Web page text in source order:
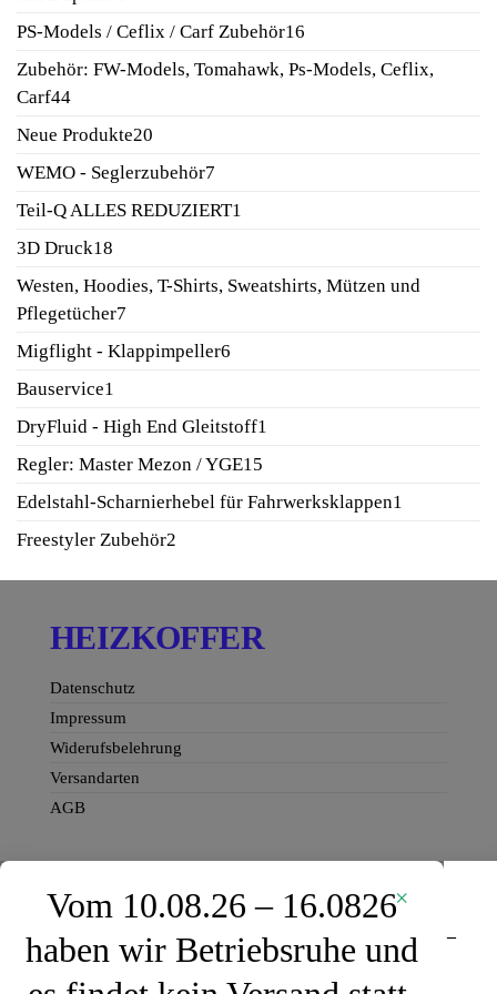
Produkte
PS-Models / Ceflix / Carf Zubehör16
Produkte
Zubehör: FW-Models, Tomahawk, Ps-Models, Ceflix,
Carf4444
Produkte
Neue Produkte20
Produkte
WEMO - Seglerzubehör7
Produkte
Teil-Q ALLES REDUZIERT1
3D Druck18
Produkte
Westen, Hoodies, T-Shirts, Sweatshirts, Mützen und
Pflegetücher7
Produkte
Migflight - Klappimpeller6
Bauservice1
Produkt
DryFluid - High End Gleitstoff1
Regler: Master Mezon / YGE15
Produkte
Edelstahl-Scharnierhebel für Fahrwerksklappen1
Freestyler Zubehör2
HEIZKOFFER
Datenschutz
Impressum
Widerufsbelehrung
Versandarten
AGB
Servorahmen mit Gegenlager – ChaServo HV3512H –
Standard + Doppelservoarm
×
Vom 10.08.26 – 16.0826
haben wir Betriebsruhe und